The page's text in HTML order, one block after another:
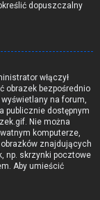
dopuszczalny
włączył
obrazek bezpośrednio
wyświetlany na forum,
publicznie dostępnym
Nie można
komputerze,
znajdujących
np. skrzynki pocztowe
Aby umieścić